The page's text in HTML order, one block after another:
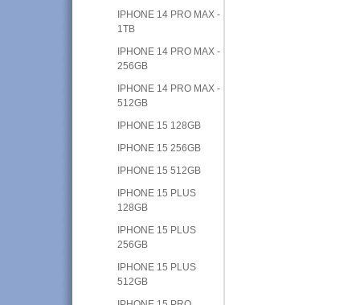
IPHONE 14 PRO MAX -
1TB
IPHONE 14 PRO MAX -
256GB
IPHONE 14 PRO MAX -
512GB
IPHONE 15 128GB
IPHONE 15 256GB
IPHONE 15 512GB
IPHONE 15 PLUS
128GB
IPHONE 15 PLUS
256GB
IPHONE 15 PLUS
512GB